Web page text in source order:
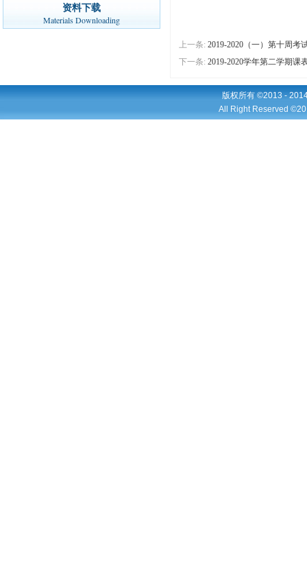
资料下载
Materials Downloading
上一条: 2019-2020（一）第十周考
下一条: 2019-2020学年第二学期课
版权所有 ©2013 -
All Right Reserved